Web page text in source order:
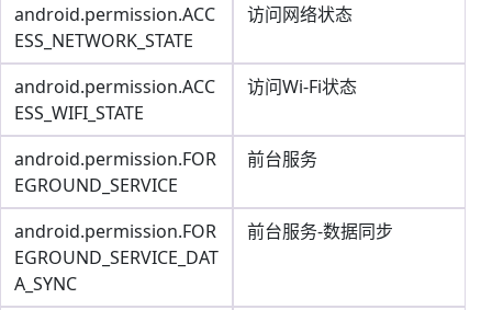
android.permission.ACC
ESS_NETWORK_STATE
访问网络状态
android.permission.ACC
ESS_WIFI_STATE
访问Wi-Fi状态
android.permission.FOR
EGROUND_SERVICE
前台服务
android.permission.FOR
EGROUND_SERVICE_DAT
A_SYNC
前台服务-数据同步